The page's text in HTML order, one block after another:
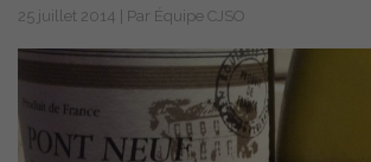
25 juillet 2014 | Par Équipe CJSO